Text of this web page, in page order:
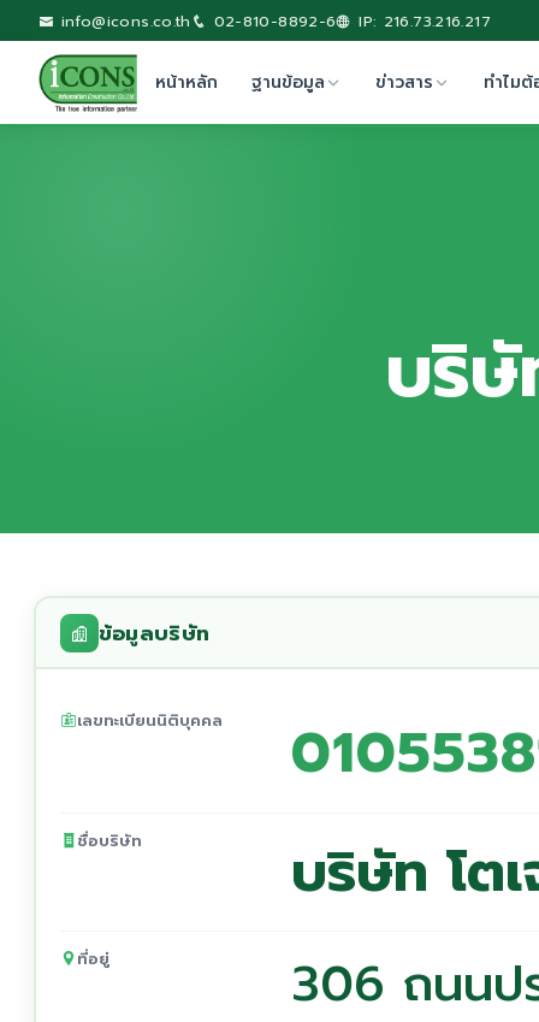
info@icons.co.th 02-810-8892-6 IP: 216.73.216.217
หน้าหลัก ฐานข้อมูล ข่าวสาร ทำไมต้
บริษั
ข้อมูลบริษัท
เลขทะเบียนนิติบุคคล
ชื่อบริษัท บริษัท โต
ที่อยู่
306 ถนนป